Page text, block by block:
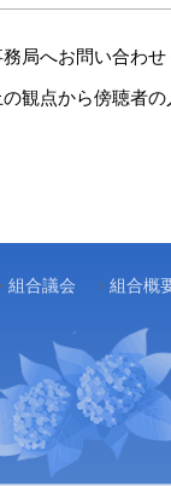
局へお問い合わせ
観点から傍聴者の
組合議会 組合概